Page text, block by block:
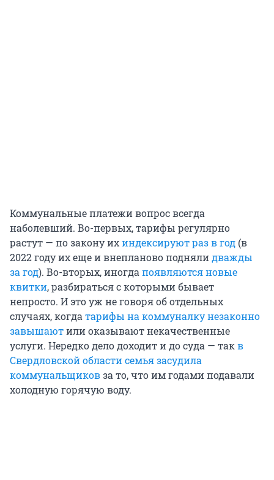
Коммунальные платежи вопрос всегда
наболевший. Во-первых, тарифы регулярно
растут — по закону ихиндексируют раз в год (в
2022 году их еще и внепланово поднялидважды
за год). Во-вторых, иногда появляются новые
квитки, разбираться с которыми бывает
непросто. И это уж не говоря об отдельных
случаях, когда тарифы на коммуналку незаконно
завышаютили оказывают некачественные
услуги. Нередко дело доходит и до суда — такв
Свердловской области семья засудила
коммунальщиковза то, что им годами подавали
холодную горячую воду.